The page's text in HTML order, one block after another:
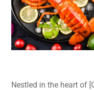
Nestled in the heart of